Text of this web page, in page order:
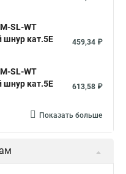
SL-WT
кат.5E
459,34 ₽
SL-WT
кат.5E
613,58 ₽
Показать больше